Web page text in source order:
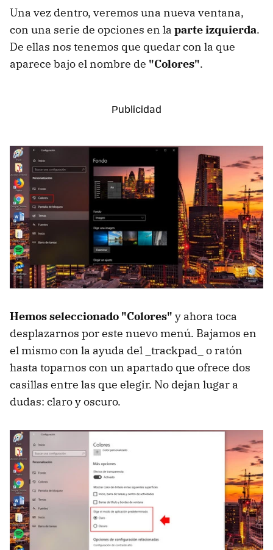
Una vez dentro, veremos una nueva ventana,
con una serie de opciones en la parte izquierda.
De ellas nos tenemos que quedar con la que
aparece bajo el nombre de "Colores".
Hemos seleccionado "Colores" y ahora toca
desplazarnos por este nuevo menú. Bajamos en
el mismo con la ayuda del _trackpad_ o ratón
hasta toparnos con un apartado que ofrece dos
casillas entre las que elegir. No dejan lugar a
dudas: claro y oscuro.